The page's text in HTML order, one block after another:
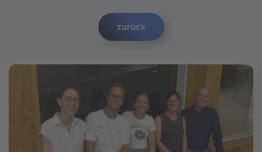
zurück